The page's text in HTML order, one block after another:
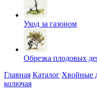
Уход за газоном
Обрезка плодовых
Главная Каталог Хвойные
колючая